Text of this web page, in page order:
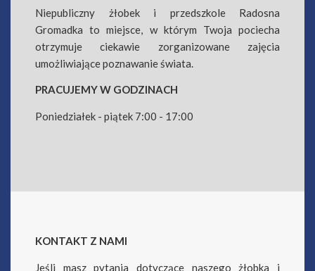
Niepubliczny żłobek i przedszkole Radosna
Gromadka to miejsce, w którym Twoja pociecha
otrzymuje ciekawie zorganizowane zajęcia
umożliwiające poznawanie świata.
PRACUJEMY W GODZINACH
Poniedziałek - piątek 7:00 - 17:00
KONTAKT Z NAMI
Jeśli masz pytania dotyczące naszego żłobka i